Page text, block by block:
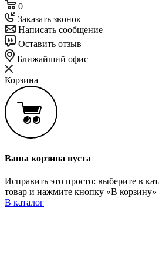
0
Заказать звонок
Написать сообщение
Оставить отзыв
Ближайший офис
Корзина
Ваша корзина пуста
Исправить это просто: выберите в
товар и нажмите кнопку «В корзину»
В каталог